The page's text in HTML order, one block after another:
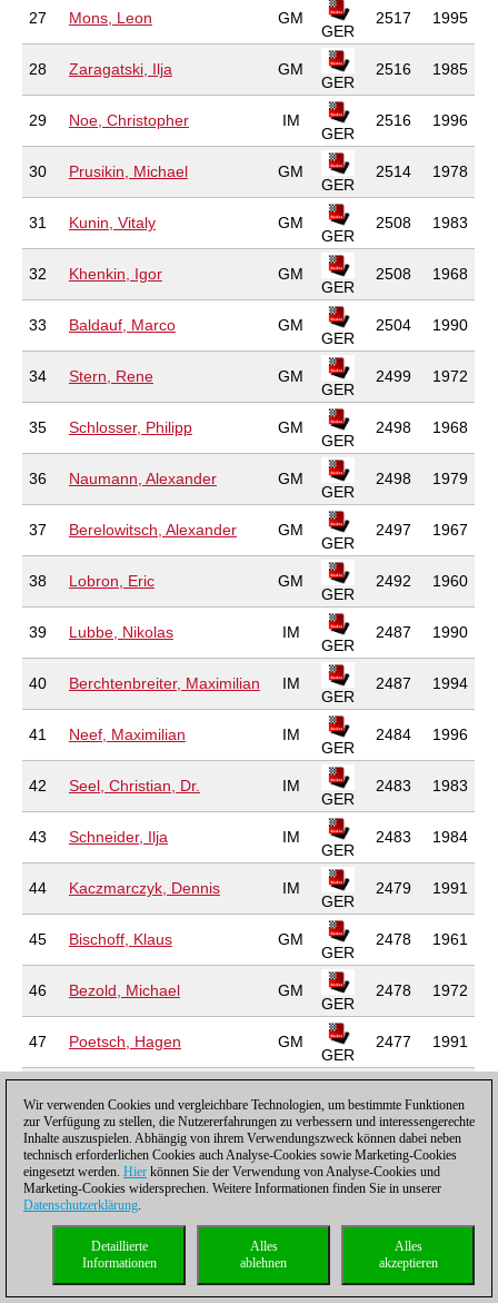
27 Mons, Leon GM
GER
2517 1995
28 Zaragatski, Ilja GM
GER
2516 1985
29 Noe, Christopher IM
GER
2516 1996
30 Prusikin, Michael GM
GER
2514 1978
31 Kunin, Vitaly GM
GER
2508 1983
32 Khenkin, Igor GM
GER
2508 1968
33 Baldauf, Marco GM
GER
2504 1990
34 Stern, Rene GM
GER
2499 1972
35 Schlosser, Philipp GM
GER
2498 1968
36 Naumann, Alexander GM
GER
2498 1979
37 Berelowitsch, Alexander GM
GER
2497 1967
38 Lobron, Eric GM
GER
2492 1960
39 Lubbe, Nikolas IM
GER
2487 1990
40 Berchtenbreiter, Maximilian IM
GER
2487 1994
41 Neef, Maximilian IM
GER
2484 1996
42 Seel, Christian, Dr. IM
GER
2483 1983
43 Schneider, Ilja IM
GER
2483 1984
44 Kaczmarczyk, Dennis IM
GER
2479 1991
45 Bischoff, Klaus GM
GER
2478 1961
46 Bezold, Michael GM
GER
2478 1972
47 Poetsch, Hagen GM
GER
2477 1991
GER
49 Holzke, Frank GM
GER
2473 1971
50 Yankelevich, Lev GM 2472 1997
Bromberger, Stefan 2472
52 Richter, Michael GM 2472 1978
Wir verwenden Cookies und vergleichbare Technologien, um bestimmte Funktionen
zur Verfügung zu stellen, die Nutzererfahrungen zu verbessern und interessengerechte
Inhalte auszuspielen. Abhängig von ihrem Verwendungszweck können dabei neben
technisch erforderlichen Cookies auch Analyse-Cookies sowie Marketing-Cookies
eingesetzt werden. Hier können Sie der Verwendung von Analyse-Cookies und
Marketing-Cookies widersprechen. Weitere Informationen finden Sie in unserer
Datenschutzerklärung.
Alles
akzeptieren
Alles
ablehnen
Detaillierte
Informationen